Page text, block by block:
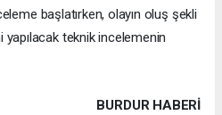
başlatırken, olayın oluş şekli
yapılacak teknik incelemenin
BURDUR HABERİ